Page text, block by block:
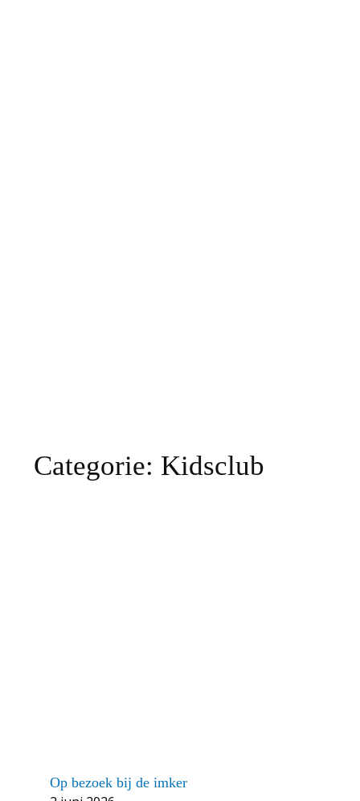
Categorie: Kidsclub
Op bezoek bij de imker